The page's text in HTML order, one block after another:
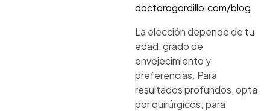
doctorogordillo.com/blog
La elección depende de tu
edad, grado de
envejecimiento y
preferencias. Para
resultados profundos, opta
por quirúrgicos; para